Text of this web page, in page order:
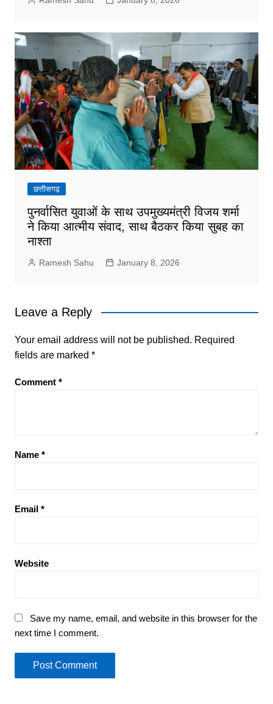
छत्तीसगढ़
पुनर्वासित युवाओं के साथ उपमुख्यमंत्री विजय शर्मा
ने किया आत्मीय संवाद, साथ बैठकर किया सुबह का
नाश्ता
Ramesh Sahu January 8, 2026
Leave a Reply
Your email address will not be published. Required
fields are marked *
Comment *
Name *
Email *
Website
Save my name, email, and website in this browser for the
next time I comment.